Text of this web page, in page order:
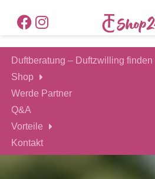
Duftberatung – Duftzwilling finden
Shop
Werde Partner
Q&A
Vorteile
Kontakt